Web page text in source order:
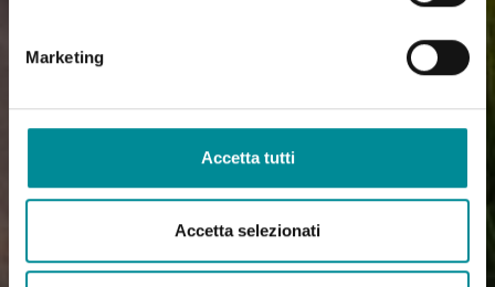
Marketing
Accetta tutti
Accetta selezionati